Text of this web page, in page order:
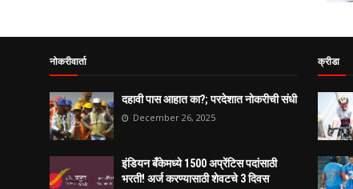
नोकरीवार्ता
दहावी पास आहात का?; परदेशात नोकरीची संधी
December 26, 2025
इंडियन बँकेमध्ये 1500 अप्रेंटिस पदांसाठी
भरती! अर्ज करण्यासाठी शेवटचे 3 दिवस
क्रीडा